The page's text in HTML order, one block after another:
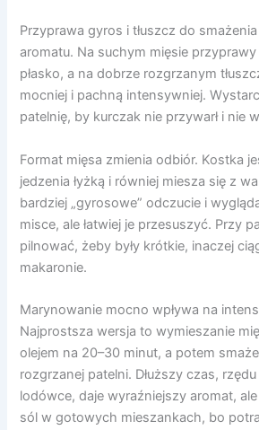
Przyprawa gyros i tłuszcz do
aromatu. Na suchym mięsie
płasko, a na dobrze rozgrzanym
mocniej i pachną intensywniej.
patelnię, by kurczak nie przywarł i nie
Format mięsa zmienia odbiór. Kostka
jedzenia łyżką i równiej miesza się z
bardziej „gyrosowe” odczucie i
misce, ale łatwiej je przesuszyć. Przy
pilnować, żeby były krótkie, inaczej
makaronie.
Marynowanie mocno wpływa na
Najprostsza wersja to wymieszanie
olejem na 20–30 minut, a potem
rozgrzanej patelni. Dłuższy czas,
lodówce, daje wyraźniejszy aromat,
sól w gotowych mieszankach, bo